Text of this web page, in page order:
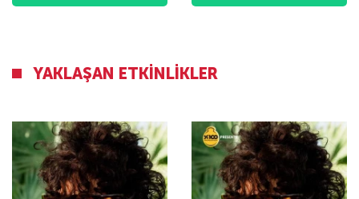
YAKLAŞAN ETKINLIKLER